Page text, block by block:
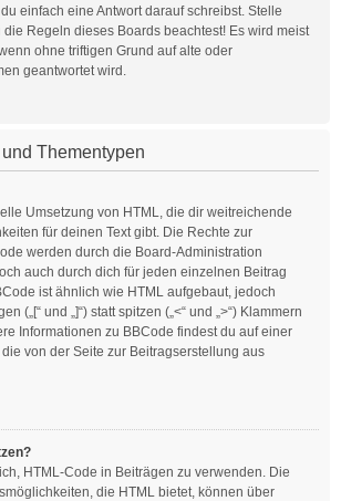
einfach eine Antwort darauf schreibst. Stelle
Regeln dieses Boards beachtest! Es wird meist
ohne triftigen Grund auf alte oder
geantwortet wird.
Thementypen
Umsetzung von HTML, die dir weitreichende
für deinen Text gibt. Die Rechte zur
werden durch die Board-Administration
auch durch dich für jeden einzelnen Beitrag
ist ähnlich wie HTML aufgebaut, jedoch
(„[“ und „]“) statt spitzen („<“ und „>“) Klammern
Informationen zu BBCode findest du auf einer
von der Seite zur Beitragserstellung aus
HTML-Code in Beiträgen zu verwenden. Die
die HTML bietet, können über